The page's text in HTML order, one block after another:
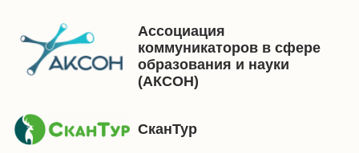
Ассоциация
коммуникаторов в сфере
образования и науки
(АКСОН)
СканТур